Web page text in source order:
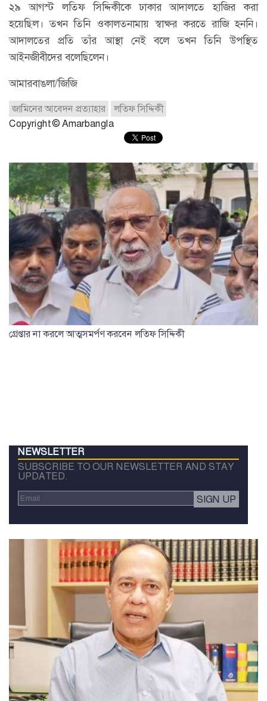
২৯ আগস্ট লতিফ সিদ্দিকীকে ঢাকার আদালতে হাজির করা
হয়েছিল। তখন তিনি ওকালতনামায় স্বাক্ষর করতে রাজি হননি।
আদালতের প্রতি তাঁর আস্থা নেই বলে তখন তিনি উপস্থিত
আইনজীবীদের বলেছিলেন।
আমারবাঙলা/জিজি
জামিনের আবেদন প্রত্যাহার
লতিফ সিদ্দিকী
Copyright © Amarbangla
গ্রেপ্তার না করলে আত্মসমর্পণ করবেন লতিফ সিদ্দিকী
NEWSLETTER
SUBSCRIBE TO OUR NEWSLETTER AND STAY
UPDATED.